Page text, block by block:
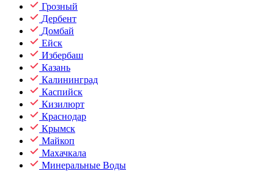
Грозный
Дербент
Домбай
Ейск
Избербаш
Казань
Калининград
Каспийск
Кизилюрт
Краснодар
Крымск
Майкоп
Махачкала
Минеральные Воды